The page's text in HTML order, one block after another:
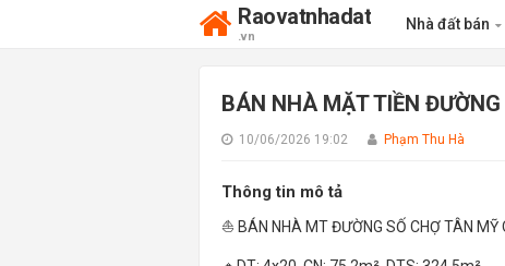
Raovatnhadat
.vn
Nhà đất bán
BÁN NHÀ MẶT TIỀN
10/06/2026 19:02 Phạm Thu Hà
Thông tin mô tả
⛵ BÁN NHÀ MT ĐƯỜNG SỐ CHỢ TÂN MỸ